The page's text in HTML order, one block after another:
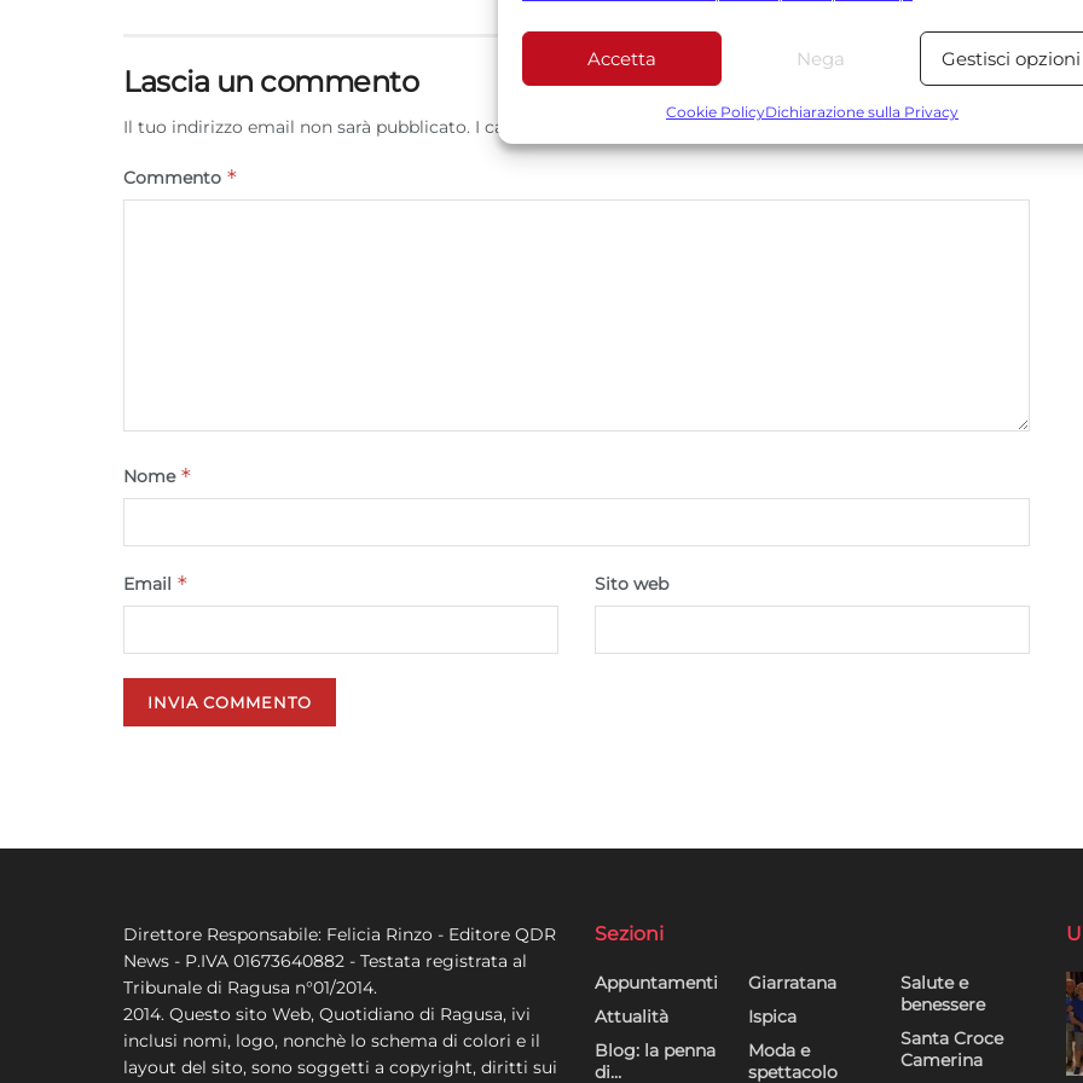
Utilizzare dati limitati per la selezione dei contenuti.
Funzionalità Sempre
Abbinare e combinare dati provenienti da altre fonti di dati,
Accetta Nega Gestisci opzioni
Cookie PolicyDichiarazione sulla Privacy
Lascia un commento
Il tuo indirizzo email non sarà pubblicato. I campi obbligatori sono contrassegnati *
Commento *
Nome *
Email * Sito web
Direttore Responsabile: Felicia Rinzo - Editore QDR
News - P.IVA 01673640882 - Testata registrata al
Tribunale di Ragusa n°01/2014.
2014. Questo sito Web, Quotidiano di Ragusa, ivi
inclusi nomi, logo, nonchè lo schema di colori e il
layout del sito, sono soggetti a copyright, diritti sui
Sezioni
Appuntamenti
Attualità
Blog: la penna
di…
Giarratana
Ispica
Moda e
spettacolo
Salute e
benessere
Santa Croce
Camerina